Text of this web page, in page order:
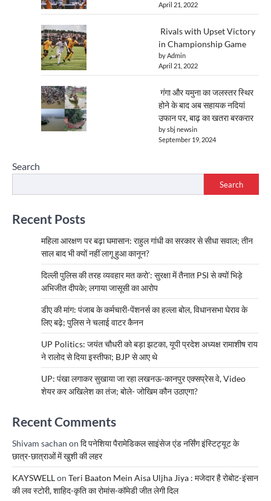
April 21, 2022
Rivals with Upset Victory
in Championship Game
by Admin
April 21, 2022
गंगा और यमुना का जलस्तर स्थिर
होने के बाद अब सहायक नदियां
उफान पर, बाढ़ का खतरा बरकरार
by sbj newsin
September 19, 2024
Search
Search
Recent Posts
महिला आरक्षण पर बढ़ा घमासान: राहुल गांधी का सरकार से सीधा सवाल; तीन
साल बाद भी क्यों नहीं लागू हुआ कानून?
दिल्ली पुलिस की तरह व्यवहार मत करो’: सुरक्षा में तैनात PSI से क्यों भिड़े
अभिजीत दीपके; लगाया जासूसी का आरोप
डीए की मांग: पंजाब के कर्मचारी-पेंशनर्स का हल्ला बोल, विधानसभा घेराव के
लिए बढ़े; पुलिस ने चलाई वाटर कैनन
UP Politics: जयंत चौधरी को बड़ा झटका, यूपी प्रदेश अध्यक्ष रामाशीष राय
ने रालोद से दिया इस्तीफा; BJP से आए थे
UP: पंखा लगाकर सुखाया जा रहा लखनऊ-कानपुर एक्सप्रेस वे, Video
शेयर कर अखिलेश का तंज; बोले- जोखिम कौन उठाएगा?
Recent Comments
Shivam sachan on दि पनेशिया पैरामेडिकल साइंसेज एंड नर्सिंग इंस्टिट्यूट के
छात्र-छात्राओं में खुशी की लहर
KAYSWELLon Teri Baaton Mein Aisa Uljha Jiya : मजेदार है रोबोट-इंसान
की लव स्टोरी, शाहिद-कृति का रोमांस-कॉमेडी जीत लेगी दिल